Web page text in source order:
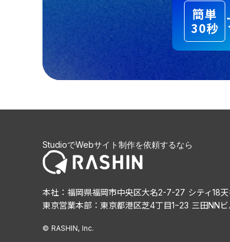
簡単
30秒
StudioでWebサイト制作を依頼するなら
本社：福岡県福岡市中央区大名2-7-27 シティ18
東京営業本部：東京都港区芝4丁目1−23 三田NN
© RASHIN, Inc.